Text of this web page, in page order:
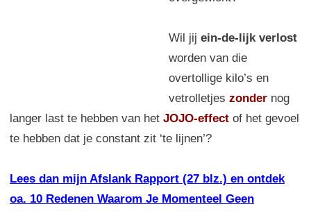
Wil jij ein-de-lijk verlost
worden van die
overtollige kilo’s en
vetrolletjes zondernog
langer last te hebben van het JOJO-effect of het gevoel
te hebben dat je constant zit ‘te lijnen’?
Lees dan mijn Afslank Rapport (27 blz.) en ontdek
oa. 10 Redenen Waarom Je Momenteel Geen